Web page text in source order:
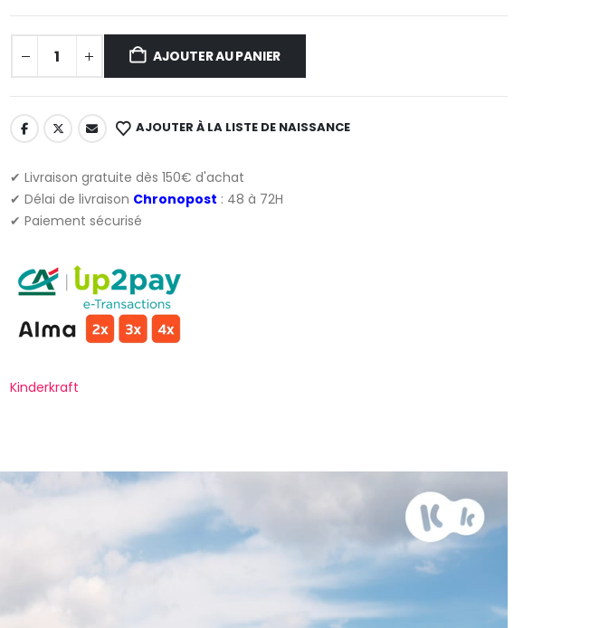
AJOUTER AU PANIER
AJOUTER À LA LISTE DE NAISSANCE
✔ Livraison gratuite dès 150€ d'achat
✔ Délai de livraison Chronopost : 48 à 72H
✔ Paiement sécurisé
Kinderkraft